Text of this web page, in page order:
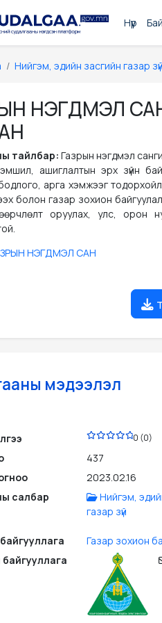
Нүүр
Нийгэм, эдийн засгийн газар зүй
НЭГДМЭЛ
тайлбар: Газрын нэгдмэл
ашиглалтын эрх зүйн
бодлого, арга хэмжээг
болон газар зохион
өөрчлөлт оруулах, улс,
НЭГДМЭЛ САН
мэдээлэл
0 (0)
437
2023.02.16
салбар
Нийгэм,
газар зүй
байгууллага
Газар зохион